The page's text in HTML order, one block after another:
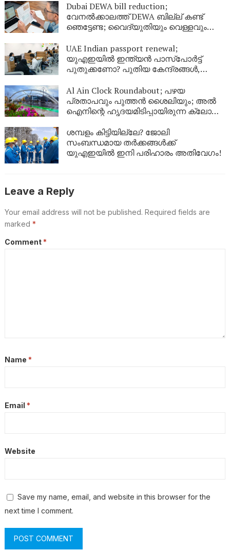
Dubai DEWA bill reduction;
വേനൽക്കാലത്ത് DEWA ബില്ല് കണ്ട്
ഞെട്ടേണ്ട; വൈദ്യുതിയും വെള്ളവും
UAE Indian passport renewal;
യുഎഇയിൽ ഇന്ത്യൻ പാസ്‌പോർട്ട്
പുതുക്കണോ? പുതിയ കേന്ദ്രങ്ങൾ,
അറിയേണ്ടതെല്ലാം
Al Ain Clock Roundabout; പഴയ
പ്രതാപവും പുത്തൻ ശൈലിയും; അൽ
ഐനിന്റെ ഹൃദയമിടിപ്പായിരുന്ന ക്ലോക്ക്
ശമ്പളം കിട്ടിയില്ലേ? ജോലി
സംബന്ധമായ തർക്കങ്ങൾക്ക്
യുഎഇയിൽ ഇനി പരിഹാരം അതിവേഗം!
Leave a Reply
Your email address will not be published. Required fields are
marked *
Comment *
Name *
Email *
Website
Save my name, email, and website in this browser for the
next time I comment.